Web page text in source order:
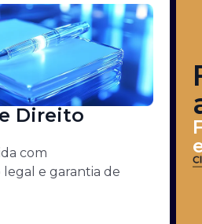
Direito
com
e garantia de